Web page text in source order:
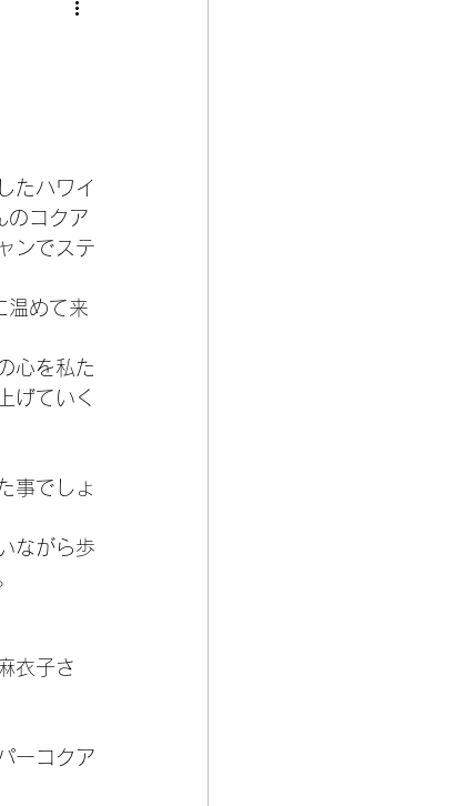
たハワイ
のコクア
ンでステ
温めて来
心を私た
げていく
事でしょ
ながら歩
衣子さ
ーコクア